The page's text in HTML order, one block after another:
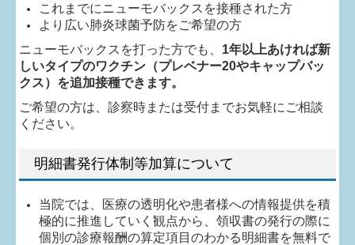
これまでにニューモバックスを接種された方
より広い肺炎球菌予防をご希望の方
ニューモバックスを打った方でも、 1年以上あければ新
しいタイプのワクチン（プレベナー20やキャップバッ
クス）を追加接種できます。
ご希望の方は、診察時または受付までお気軽にご相談
ください。
明細書発行体制等加算について
当院では、医療の透明化や患者様への情報提供を積
極的に推進していく観点から、領収書の発行の際に
個別の診療報酬の算定項目のわかる明細書を無料で